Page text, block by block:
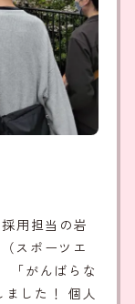
用担当の岩
スポーツエ
「がんばらな
ました！ 個人